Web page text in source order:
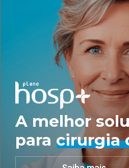
A melhor
para cirurgia